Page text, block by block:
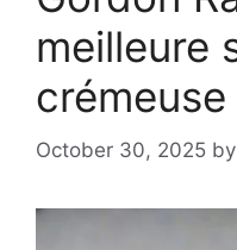
meilleure
crémeuse
October 30, 2025 by